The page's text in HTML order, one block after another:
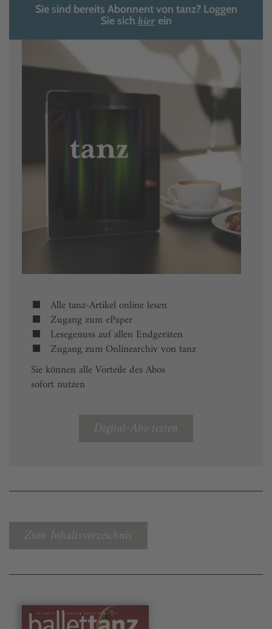
Sie sind bereits Abonnent von tanz? Loggen
Sie sich hierein
Alle tanz-Artikel online lesen
Zugang zum ePaper
Lesegenuss auf allen Endgeräten
Zugang zum Onlinearchiv von tanz
Sie können alle Vorteile des Abos
sofort nutzen
Digital-Abo testen
Zum Inhaltsverzeichnis